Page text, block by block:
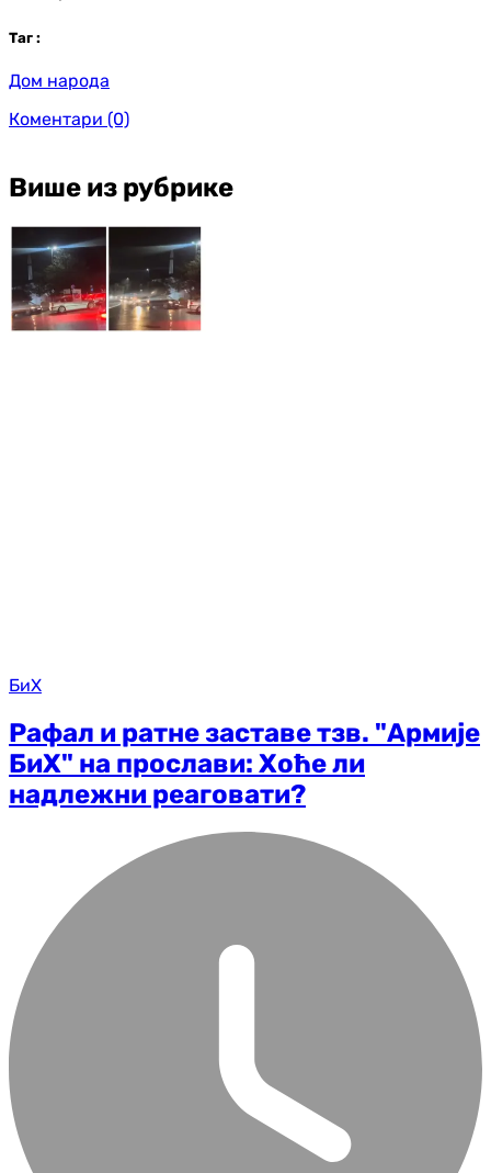
Таг :
Дом народа
Коментари (0)
Више из рубрике
БиХ
Рафал и ратне заставе тзв. "Армије
БиХ" на прослави: Хоће ли
надлежни реаговати?